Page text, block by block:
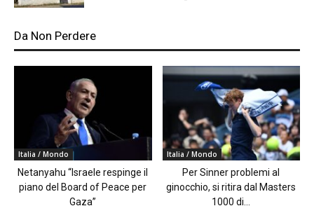
Da Non Perdere
Italia / Mondo
Netanyahu “Israele respinge il
piano del Board of Peace per
Gaza”
Italia / Mondo
Per Sinner problemi al
ginocchio, si ritira dal Masters
1000 di...